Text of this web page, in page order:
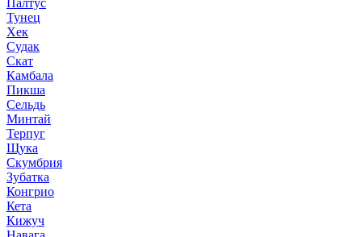
Тунец
Хек
Судак
Скат
Камбала
Пикша
Сельдь
Минтай
Терпуг
Щука
Скумбрия
Зубатка
Конгрио
Кета
Кижуч